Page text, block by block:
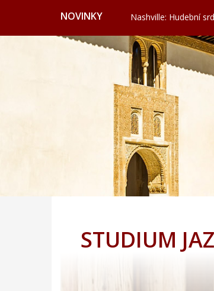
NOVINKY
Vydejte se po Cestě
Cervione: Skrytý
Ekonomické
Svatojánská věž ve
Nashville: Hudební
Vydejte se po Cestě
Valencie: Město,
Cervione: Skrytý
Ekonomické
STUDIUM